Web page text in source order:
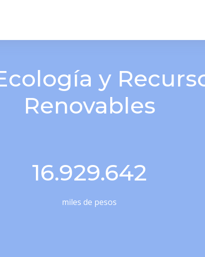
y
Renovables
16.929.642
miles de pesos